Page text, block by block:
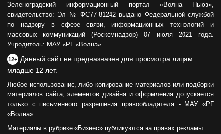
Зеленоградский информационный портал «Волна Ньюз»,
свидетельство: Эл № ФС77-81242 выдано Федеральной службой
по надзору в сфере связи, информационных технологий и
массовых коммуникаций (Роскомнадзор) 07 июля 2021 года.
Учредитель: МАУ «РГ «Волна».
12+ Данный сайт не предназначен для просмотра лицам
младше 12 лет.
Любое использование, либо копирование материалов или подборки
материалов сайта, элементов дизайна и оформления допускается
только с письменного разрешения правообладателя - МАУ «РГ
«Волна».
Материалы в рубрике «Бизнес» публикуются на правах рекламы.